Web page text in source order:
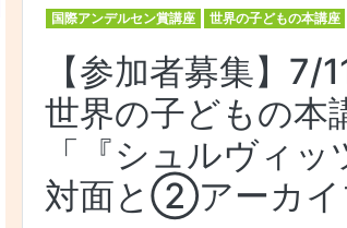
国際アンデルセン賞講座 世界の子どもの本講座
【参加者募集】
世界の子どもの
「『シュルヴィ
対面と②アーカイ